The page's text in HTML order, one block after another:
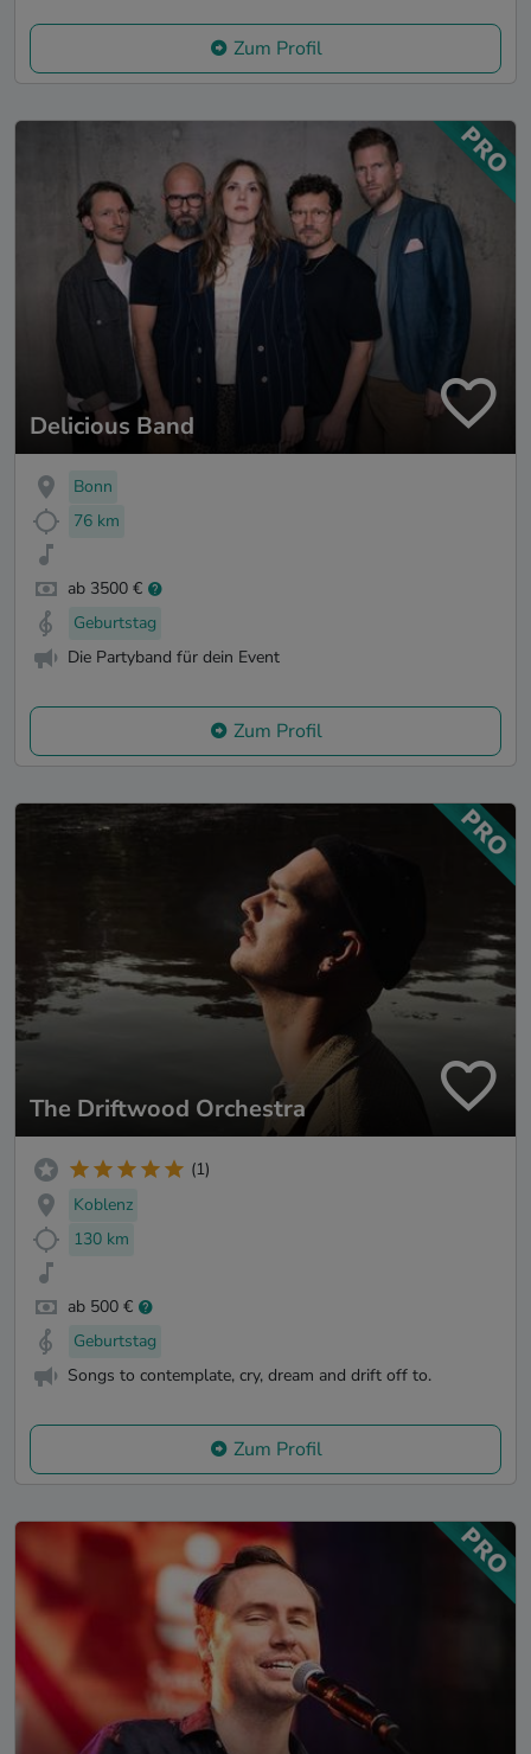
Zum Profil
Delicious Band
Bonn
76 km
ab 3500 €
Geburtstag
Die Partyband für dein Event
Zum Profil
The Driftwood Orchestra
(1)
Koblenz
130 km
ab 500 €
Geburtstag
Songs to contemplate, cry, dream and drift off to.
Zum Profil